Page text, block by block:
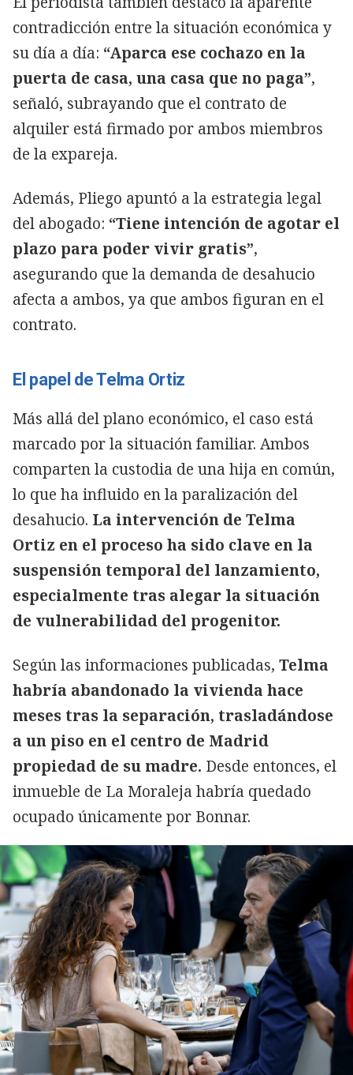
contradicción entre la situación económica y
su día a día: “Aparca ese cochazo en la
puerta de casa, una casa que no paga”,
señaló, subrayando que el contrato de
alquiler está firmado por ambos miembros
de la expareja.
Además, Pliego apuntó a la estrategia legal
del abogado: “Tiene intención de agotar el
plazo para poder vivir gratis”,
asegurando que la demanda de desahucio
afecta a ambos, ya que ambos figuran en el
contrato.
El papel de Telma Ortiz
Más allá del plano económico, el caso está
marcado por la situación familiar. Ambos
comparten la custodia de una hija en común,
lo que ha influido en la paralización del
desahucio. La intervención de Telma
Ortiz en el proceso ha sido clave en la
suspensión temporal del lanzamiento,
especialmente tras alegar la situación
de vulnerabilidad del progenitor.
Según las informaciones publicadas, Telma
habría abandonado la vivienda hace
meses tras la separación, trasladándose
a un piso en el centro de Madrid
propiedad de su madre. Desde entonces, el
inmueble de La Moraleja habría quedado
ocupado únicamente por Bonnar.